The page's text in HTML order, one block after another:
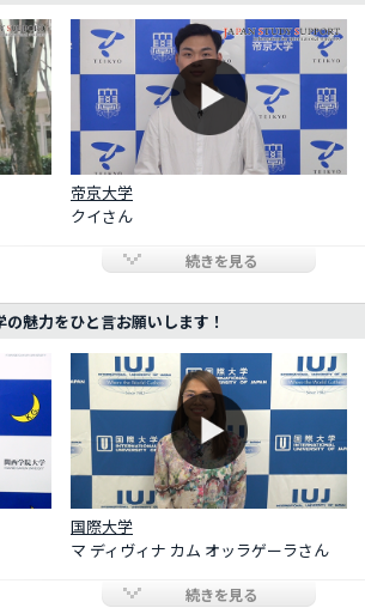
帝京大学
クイさん
続きを見る
の魅力をひと言お願いします！
国際大学
マ ディヴィナ カム オッラゲーラさん
続きを見る